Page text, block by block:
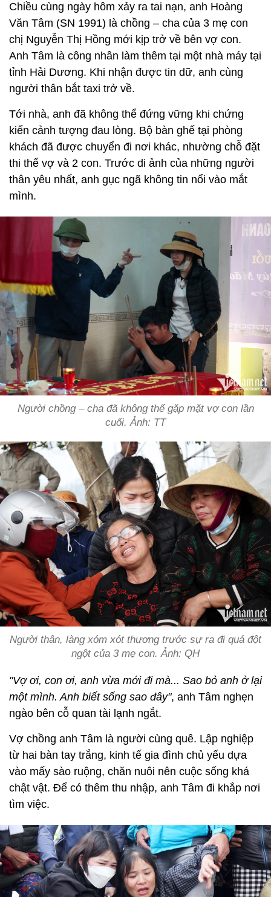
Chiều cùng ngày hôm xảy ra tai nạn, anh Hoàng
Văn Tâm (SN 1991) là chồng – cha của 3 mẹ con
chị Nguyễn Thị Hồng mới kịp trở về bên vợ con.
Anh Tâm là công nhân làm thêm tại một nhà máy tại
tỉnh Hải Dương. Khi nhận được tin dữ, anh cùng
người thân bắt taxi trở về.
Tới nhà, anh đã không thể đứng vững khi chứng
kiến cảnh tượng đau lòng. Bộ bàn ghế tại phòng
khách đã được chuyển đi nơi khác, nhường chỗ đặt
thi thể vợ và 2 con. Trước di ảnh của những người
thân yêu nhất, anh gục ngã không tin nổi vào mắt
mình.
Người chồng – cha đã không thể gặp mặt vợ con lần
cuối. Ảnh: TT
Người thân, làng xóm xót thương trước sự ra đi quá đột
ngột của 3 mẹ con. Ảnh: QH
"Vợ ơi, con ơi, anh vừa mới đi mà... Sao bỏ anh ở lại
một mình. Anh biết sống sao đây", anh Tâm nghẹn
ngào bên cỗ quan tài lạnh ngắt.
Vợ chồng anh Tâm là người cùng quê. Lập nghiệp
từ hai bàn tay trắng, kinh tế gia đình chủ yếu dựa
vào mấy sào ruộng, chăn nuôi nên cuộc sống khá
chật vật. Để có thêm thu nhập, anh Tâm đi khắp nơi
tìm việc.